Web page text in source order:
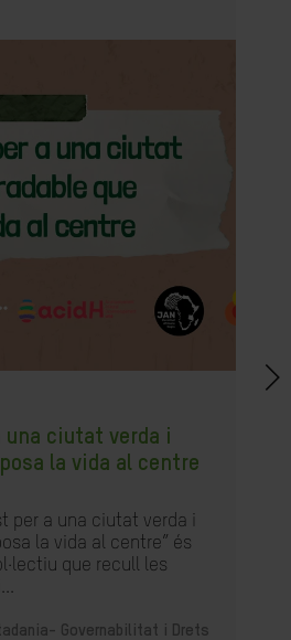
una ciutat verda i
la vida al centre
per a una ciutat verda i
la vida al centre” és
que recull les
Governabilitat i Drets